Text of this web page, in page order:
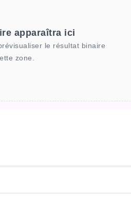
apparaîtra ici
le résultat binaire
zone.